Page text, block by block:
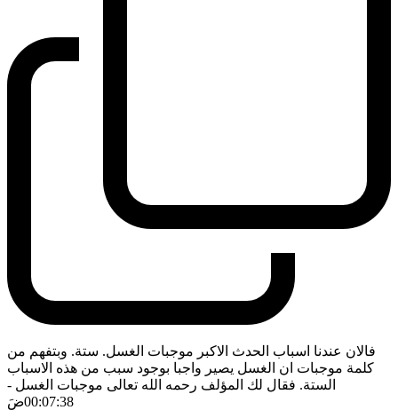
فالان عندنا اسباب الحدث الاكبر موجبات الغسل. ستة. وبتفهم من
كلمة موجبات ان الغسل يصير واجبا بوجود سبب من هذه الاسباب
الستة. فقال لك المؤلف رحمه الله تعالى موجبات الغسل -
00:07:38ضَ